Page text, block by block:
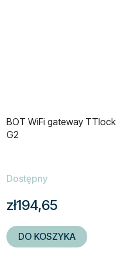
BOT WiFi gateway TTlock
G2
Dostępny
zł194,65
DO KOSZYKA